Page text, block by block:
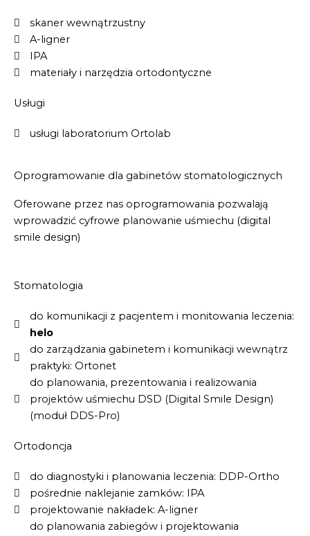
skaner wewnątrzustny
A-ligner
IPA
materiały i narzędzia ortodontyczne
Usługi
usługi laboratorium Ortolab
Oprogramowanie dla gabinetów stomatologicznych
Oferowane przez nas oprogramowania pozwalają
wprowadzić cyfrowe planowanie uśmiechu (digital
smile design)
Stomatologia
do komunikacji z pacjentem i monitowania leczenia:
helo
do zarządzania gabinetem i komunikacji wewnątrz
praktyki: Ortonet
do planowania, prezentowania i realizowania
projektów uśmiechu DSD (Digital Smile Design)
(moduł DDS-Pro)
Ortodoncja
do diagnostyki i planowania leczenia: DDP-Ortho
pośrednie naklejanie zamków: IPA
projektowanie nakładek: A-ligner
do planowania zabiegów i projektowania